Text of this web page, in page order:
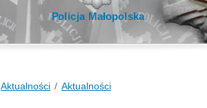
Policja Małopolska
Aktualności Aktualności